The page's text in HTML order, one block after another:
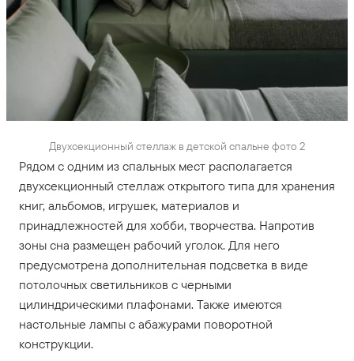
Двухсекционный стеллаж в детской спальне фото 2
Рядом с одним из спальных мест располагается
двухсекционный стеллаж открытого типа для хранения
книг, альбомов, игрушек, материалов и
принадлежностей для хобби, творчества. Напротив
зоны сна размещен рабочий уголок. Для него
предусмотрена дополнительная подсветка в виде
потолочных светильников с черными
цилиндрическими плафонами. Также имеются
настольные лампы с абажурами поворотной
конструкции.